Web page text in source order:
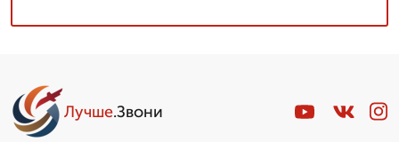
Лучше.Звони